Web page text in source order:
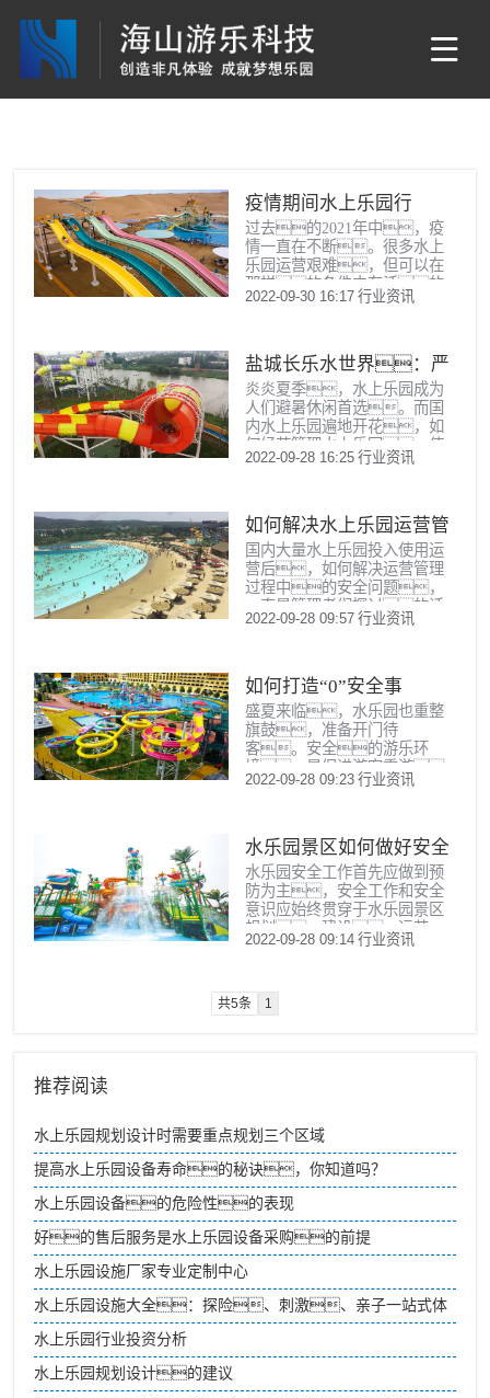
疫情期间水上乐园行
业的发展情况
过去的2021年中，疫
情一直在不断。很多水上
乐园运营艰难，但可以在
那样的条件中存活的
园区具备非常大的朝气和
和发展趋势。
2022-09-30 16:17 行业资讯
盐城长乐水世界：严
控细节，提升游客体
验
炎炎夏季，水上乐园成为
人们避暑休闲首选。而国
内水上乐园遍地开花，如
何经营管理水上乐园，使
之在激烈的市场竞争中立
界在这方面交出了一份值得参
考的答卷。
2022-09-28 16:25 行业资讯
如何解决水上乐园运营管
理过程中的安全问
题？
国内大量水上乐园投入使用运
营后，如何解决运营管理
过程中的安全问题，
一直是管理者们探讨的话
题，也是水上乐园成功运
温达30℃以上，各地水上
乐园也陆续开园营业，本
文就
2022-09-28 09:57 行业资讯
如何打造“0”安全事
故的水乐园？
盛夏来临，水乐园也重整
旗鼓，准备开门待
客。安全的游乐环
境，是促进游客重游
的重要因素。对水乐园来
区规划、建设、运营
中。
2022-09-28 09:23 行业资讯
水乐园景区如何做好安全
运营工作？
水乐园安全工作首先应做到预
防为主，安全工作和安全
意识应始终贯穿于水乐园景区
规划、建设、运营
中。很多水乐园在前期规
次，而忽略了安全的
重要性，为未来营运带来
2022-09-28 09:14 行业资讯
共5条 1
推荐阅读
水上乐园规划设计时需要重点规划三个区域
提高水上乐园设备寿命的秘诀，你知道吗？
水上乐园设备的危险性的表现
好的售后服务是水上乐园设备采购的前提
水上乐园设施厂家专业定制中心
水上乐园设施大全：探险、刺激、亲子一站式体
验
水上乐园行业投资分析
水上乐园规划设计的建议